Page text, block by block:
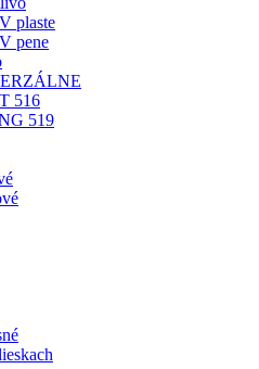
V plaste
V pene
516
519